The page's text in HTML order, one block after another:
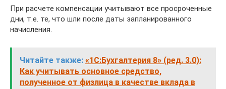
При расчете компенсации учитывают все просроченные
дни, т.е. те, что шли после даты запланированного
начисления.
Читайте также: «1С:Бухгалтерия 8» (ред. 3.0):
Как учитывать основное средство,
полученное от физлица в качестве вклада в